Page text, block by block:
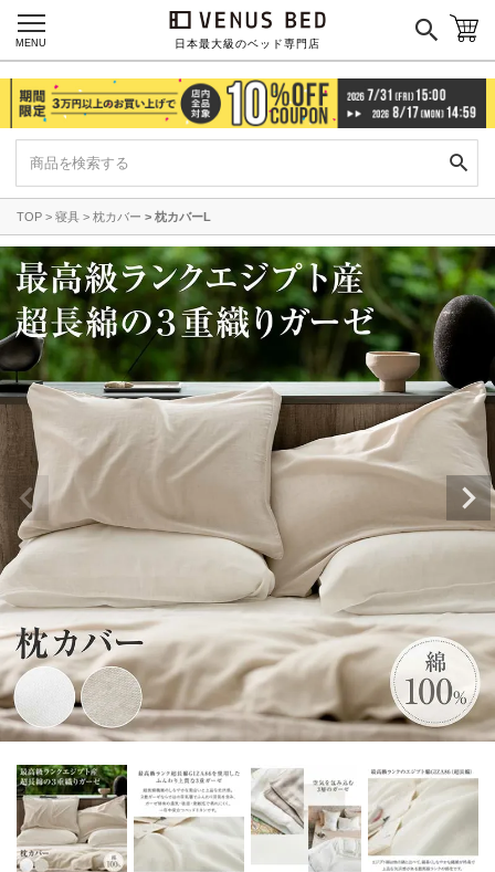
日本最大級のベッド専門店
MENU
TOP 寝具 枕カバー 枕カバーL